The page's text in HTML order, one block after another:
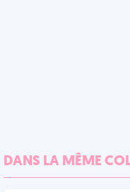
DANS LA MÊME